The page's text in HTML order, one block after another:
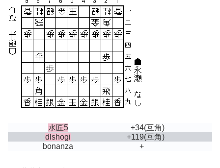
水匠5 +34(互角)
dlshogi
+119(互角)
bonanza
+